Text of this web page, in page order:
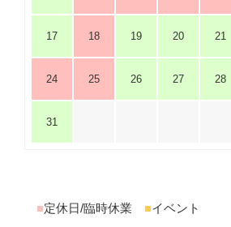
17 18 19 20 21
24 25 26 27 28
31
■定休日/臨時休業 ■イベント